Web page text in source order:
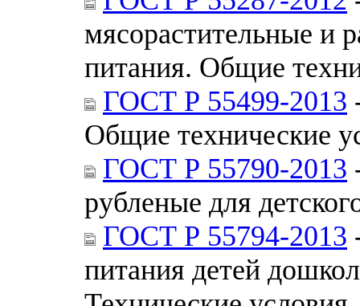
мясорастительные и
питания. Общие
ГОСТ Р 55499-2013
Общие технические
ГОСТ Р 55790-2013
рубленые для
ГОСТ Р 55794-2013
питания детей